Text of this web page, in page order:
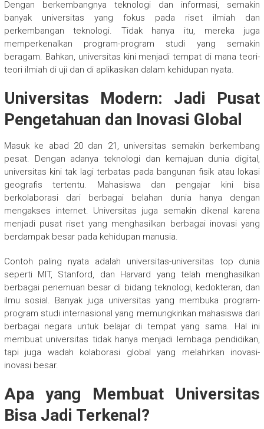
Dengan berkembangnya teknologi dan informasi, semakin
banyak universitas yang fokus pada riset ilmiah dan
perkembangan teknologi. Tidak hanya itu, mereka juga
memperkenalkan program-program studi yang semakin
beragam. Bahkan, universitas kini menjadi tempat di mana teori-
teori ilmiah di uji dan di aplikasikan dalam kehidupan nyata.
Universitas Modern: Jadi Pusat
Pengetahuan dan Inovasi Global
Masuk ke abad 20 dan 21, universitas semakin berkembang
pesat. Dengan adanya teknologi dan kemajuan dunia digital,
universitas kini tak lagi terbatas pada bangunan fisik atau lokasi
geografis tertentu. Mahasiswa dan pengajar kini bisa
berkolaborasi dari berbagai belahan dunia hanya dengan
mengakses internet. Universitas juga semakin dikenal karena
menjadi pusat riset yang menghasilkan berbagai inovasi yang
berdampak besar pada kehidupan manusia.
Contoh paling nyata adalah universitas-universitas top dunia
seperti MIT, Stanford, dan Harvard yang telah menghasilkan
berbagai penemuan besar di bidang teknologi, kedokteran, dan
ilmu sosial. Banyak juga universitas yang membuka program-
program studi internasional yang memungkinkan mahasiswa dari
berbagai negara untuk belajar di tempat yang sama. Hal ini
membuat universitas tidak hanya menjadi lembaga pendidikan,
tapi juga wadah kolaborasi global yang melahirkan inovasi-
inovasi besar.
Apa yang Membuat Universitas
Bisa Jadi Terkenal?